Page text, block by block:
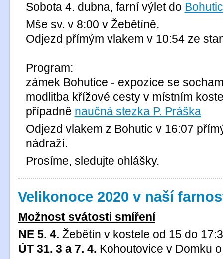
Sobota 4. dubna, farní výlet do Bohutic
Mše sv. v 8:00 v Žebětíně.
Odjezd přímým vlakem v 10:54 ze
Program:
zámek Bohutice - expozice se
modlitba křížové cesty v místním
případně naučná stezka P. Práška
Odjezd vlakem z Bohutic v 16:07
nádraží.
Prosíme, sledujte ohlášky.
Velikonoce 2020 v naší
Možnost svátosti smíření
NE 5. 4. Žebětín v kostele od 15 do
ÚT 31. 3 a 7. 4. Kohoutovice v Domku